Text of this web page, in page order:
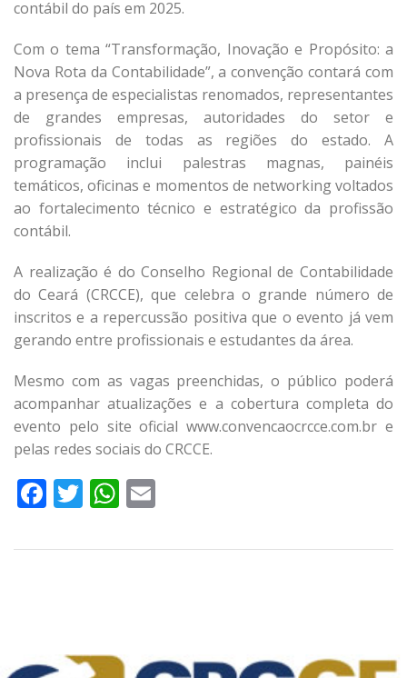
contábil do país em 2025.
Com o tema “Transformação, Inovação e Propósito: a
Nova Rota da Contabilidade”, a convenção contará com
a presença de especialistas renomados, representantes
de grandes empresas, autoridades do setor e
profissionais de todas as regiões do estado. A
programação inclui palestras magnas, painéis
temáticos, oficinas e momentos de networking voltados
ao fortalecimento técnico e estratégico da profissão
contábil.
A realização é do Conselho Regional de Contabilidade
do Ceará (CRCCE), que celebra o grande número de
inscritos e a repercussão positiva que o evento já vem
gerando entre profissionais e estudantes da área.
Mesmo com as vagas preenchidas, o público poderá
acompanhar atualizações e a cobertura completa do
evento pelo site oficial www.convencaocrcce.com.br e
pelas redes sociais do CRCCE.
Facebook
TwitterWhatsApp